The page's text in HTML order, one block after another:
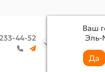
Ваш
Эль-
44-52
Аккаунт